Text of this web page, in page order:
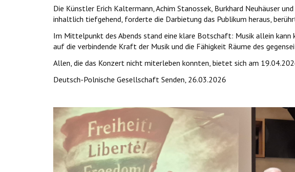
Die Künstler Erich Kaltermann, Achim Stanossek, Burkhard Neuhäuser
inhaltlich tiefgehend, forderte die Darbietung das Publikum heraus,
Im Mittelpunkt des Abends stand eine klare Botschaft: Musik allein kann
auf die verbindende Kraft der Musik und die Fähigkeit Räume des
Allen, die das Konzert nicht miterleben konnten, bietet sich am
Deutsch-Polnische Gesellschaft Senden, 26.03.2026